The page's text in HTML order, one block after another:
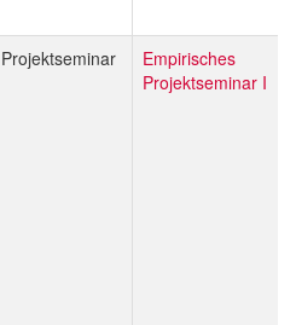
Projektseminar
Empirisches
Projektseminar I